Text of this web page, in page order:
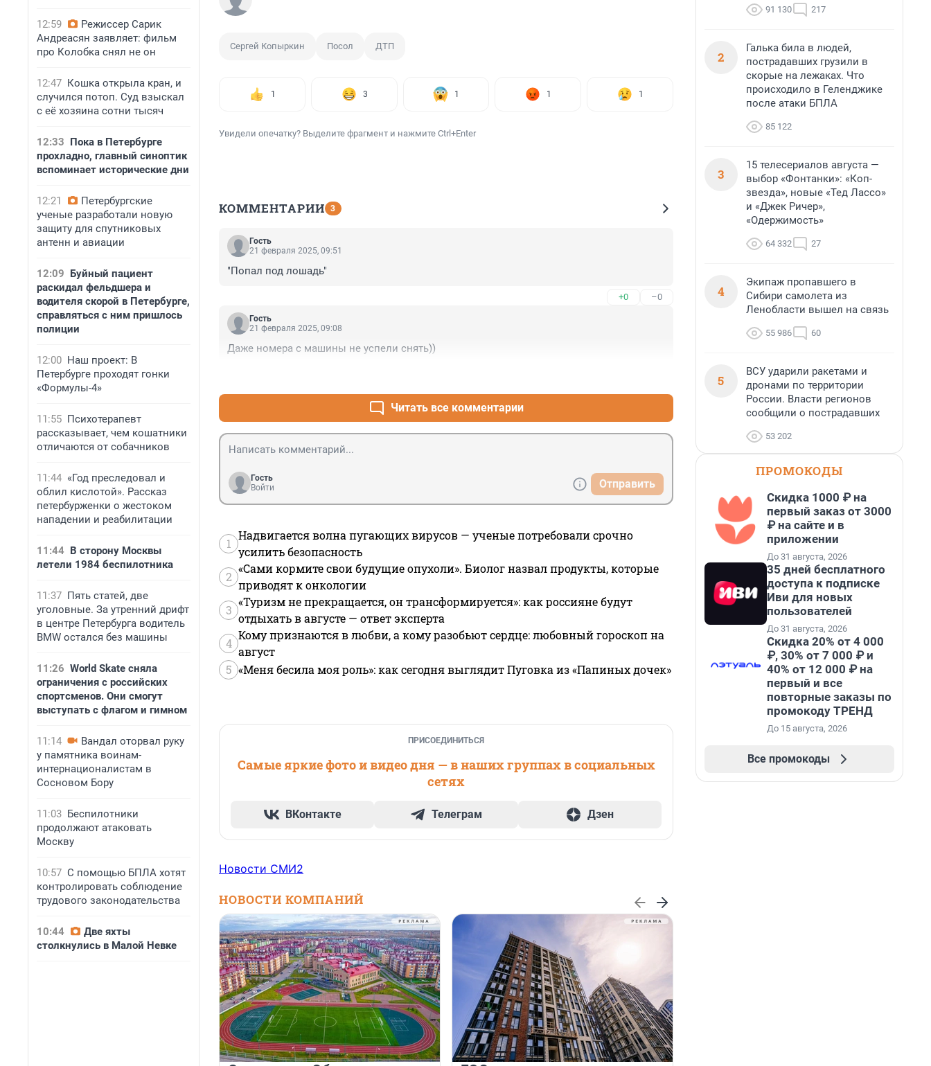
12:59
Режиссер Сарик
Андреасян заявляет: фильм
про Колобка снял не он
12:47 Кошка открыла кран, и
случился потоп. Суд взыскал
с её хозяина сотни тысяч
12:33 Пока в Петербурге
прохладно, главный синоптик
вспоминает исторические дни
12:21
Петербургские
ученые разработали новую
защиту для спутниковых
антенн и авиации
12:09 Буйный пациент
раскидал фельдшера и
водителя скорой в Петербурге,
справляться с ним пришлось
полиции
12:00 Наш проект: В
Петербурге проходят гонки
«Формулы-4»
11:55 Психотерапевт
рассказывает, чем кошатники
отличаются от собачников
11:44 «Год преследовал и
облил кислотой». Рассказ
петербурженки о жестоком
нападении и реабилитации
11:44 В сторону Москвы
летели 1984 беспилотника
11:37 Пять статей, две
уголовные. За утренний дрифт
в центре Петербурга водитель
BMW остался без машины
11:26 World Skate сняла
ограничения с российских
спортсменов. Они смогут
выступать с флагом и гимном
11:14
Вандал оторвал руку
у памятника воинам-
интернационалистам в
Сосновом Бору
11:03 Беспилотники
продолжают атаковать
Москву
10:57 С помощью БПЛА хотят
контролировать соблюдение
трудового законодательства
10:44
Две яхты
столкнулись в Малой Невке
Сергей Копыркин Посол ДТП
1 3 1 1 1
Увидели опечатку? Выделите фрагмент и нажмите Ctrl+Enter
КОММЕНТАРИИ 3
Гость
21 февраля 2025, 09:51
"Попал под лошадь"
+0 –0
Гость
21 февраля 2025, 09:08
Даже номера с машины не успели снять))
Читать все комментарии
Гость
Войти
Отправить
1
Надвигается волна пугающих вирусов — ученые потребовали срочно
усилить безопасность
2
«Сами кормите свои будущие опухоли». Биолог назвал продукты, которые
приводят к онкологии
3
«Туризм не прекращается, он трансформируется»: как россияне будут
отдыхать в августе — ответ эксперта
4
Кому признаются в любви, а кому разобьют сердце: любовный гороскоп на
август
5 «Меня бесила моя роль»: как сегодня выглядит Пуговка из «Папиных дочек»
ПРИСОЕДИНИТЬСЯ
Самые яркие фото и видео дня — в наших группах в социальных
сетях
ВКонтакте Телеграм Дзен
Новости СМИ2
НОВОСТИ КОМПАНИЙ
91 130 217
2
Галька била в людей,
пострадавших грузили в
скорые на лежаках. Что
происходило в Геленджике
после атаки БПЛА
85 122
3
15 телесериалов августа —
выбор «Фонтанки»: «Коп-
звезда», новые «Тед Лассо»
и «Джек Ричер»,
«Одержимость»
64 332 27
4
Экипаж пропавшего в
Сибири самолета из
Ленобласти вышел на связь
55 986 60
5
ВСУ ударили ракетами и
дронами по территории
России. Власти регионов
сообщили о пострадавших
53 202
ПРОМОКОДЫ
Скидка 1000 ₽ на
первый заказ от 3000
₽ на сайте и в
приложении
До 31 августа, 2026
35 дней бесплатного
доступа к подписке
Иви для новых
пользователей
До 31 августа, 2026
Скидка 20% от 4 000
₽, 30% от 7 000 ₽ и
40% от 12 000 ₽ на
первый и все
повторные заказы по
промокоду ТРЕНД
До 15 августа, 2026
Все промокоды